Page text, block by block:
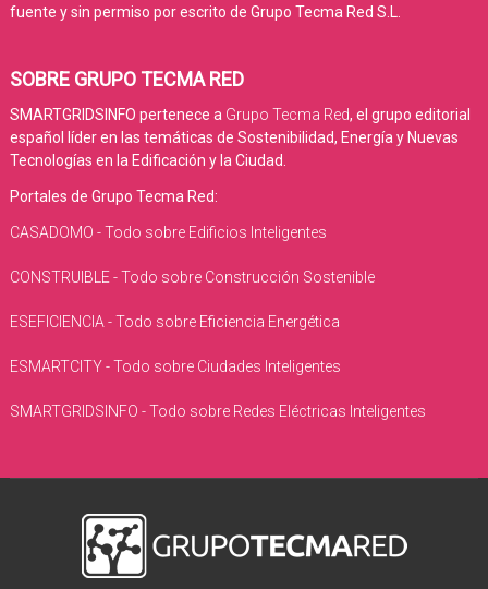
fuente y sin permiso por escrito de Grupo Tecma Red S.L.
SOBRE GRUPO TECMA RED
SMARTGRIDSINFO pertenece a Grupo Tecma Red, el grupo editorial
español líder en las temáticas de Sostenibilidad, Energía y Nuevas
Tecnologías en la Edificación y la Ciudad.
Portales de Grupo Tecma Red:
CASADOMO - Todo sobre Edificios Inteligentes
CONSTRUIBLE - Todo sobre Construcción Sostenible
ESEFICIENCIA - Todo sobre Eficiencia Energética
ESMARTCITY - Todo sobre Ciudades Inteligentes
SMARTGRIDSINFO - Todo sobre Redes Eléctricas Inteligentes